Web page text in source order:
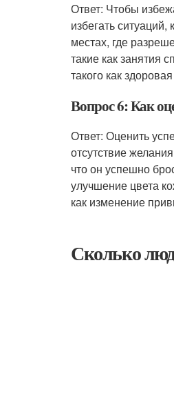
Ответ: Чтобы
избегать
местах, где
такие как занятия
такого как
Вопрос 6: Как
Ответ: Оценить
отсутствие
что он успешно
улучшение цвета
как изменение
Сколько